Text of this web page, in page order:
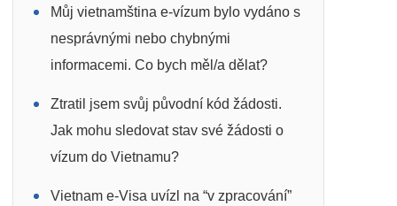
Můj vietnamština e-vízum bylo vydáno s
nesprávnými nebo chybnými
informacemi. Co bych měl/a dělat?
Ztratil jsem svůj původní kód žádosti.
Jak mohu sledovat stav své žádosti o
vízum do Vietnamu?
Vietnam e-Visa uvízl na “v zpracování”